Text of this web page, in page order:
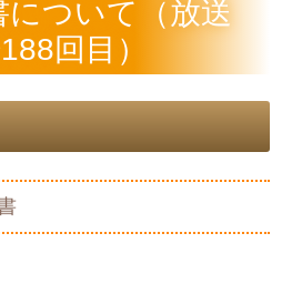
について（放送
回目）